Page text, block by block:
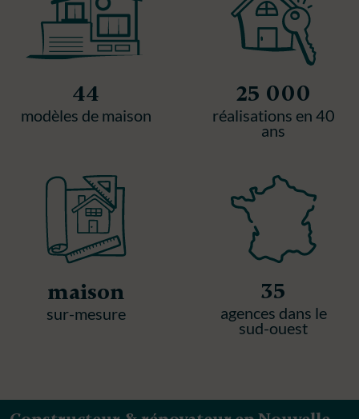
44
modèles de maison
25 000
réalisations en 40
ans
maison
sur-mesure
35
agences dans le
sud-ouest